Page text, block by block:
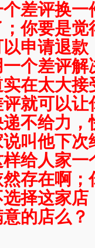
差评换一
你要是
申请退款
个差评解
在太大
就可以
不给力
叫他下
给人家
存在啊
择这家
的店么？